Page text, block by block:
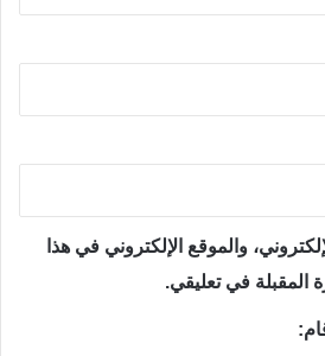
والموقع الإلكتروني في هذا
المقبلة في تعليقي.